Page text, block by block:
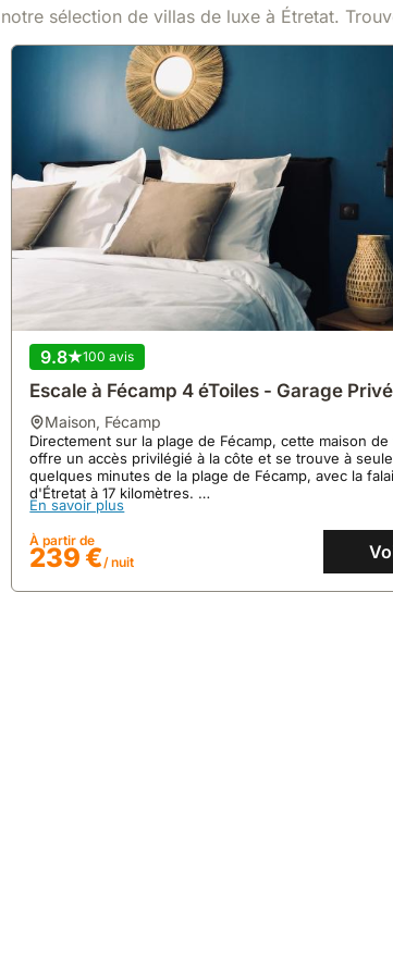
167 €/ nuit
sélection de villas de luxe à Étretat.
9.8 100 avis
Escale à Fécamp 4 éToiles - Garage Privé
maison, Fécamp
Directement sur la plage de Fécamp, cette maison de
offre un accès privilégié à la côte et se trouve à
quelques minutes de la plage de Fécamp, avec la
d'Étretat à 17 kilomètres.
Cette villa de 67 m² peut accueillir jusqu'à 7
chambre et dispose d'une cuisine équipée, d'une
Wi-Fi gratuite et d'un parking privé.
En savoir plus
À partir de
239 €/ nuit